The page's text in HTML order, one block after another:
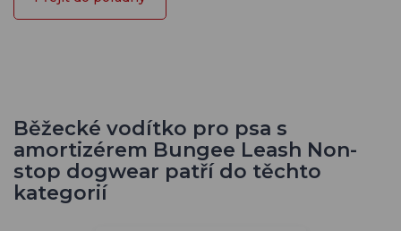
Běžecké vodítko pro psa s
amortizérem Bungee Leash Non-
stop dogwear patří do těchto
kategorií